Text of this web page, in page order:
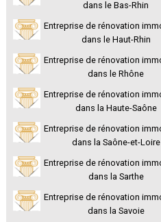
dans le Bas-Rhin
Entreprise de rénovation
dans le Haut-Rhin
Entreprise de rénovation
dans le Rhône
Entreprise de rénovation
dans la Haute-Saône
Entreprise de rénovation
dans la Saône-et-Loire
Entreprise de rénovation
dans la Sarthe
Entreprise de rénovation
dans la Savoie